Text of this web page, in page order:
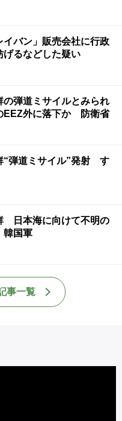
イバン」販売会社に行政
るなどした疑い
の弾道ミサイルとみられ
外に落下か 防衛省
“弾道ミサイル”発射 す
日本海に向けて不明の
国軍
事一覧